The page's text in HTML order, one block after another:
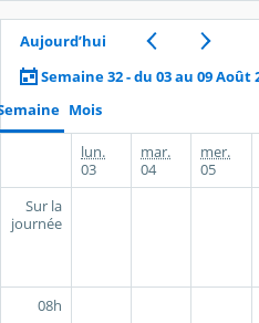
Aujourd’hui
Semaine 32 - du 03 au 09 Août
Mois
lun.
03
mar.
04
mer.
05
Sur la
journée
08h